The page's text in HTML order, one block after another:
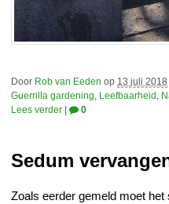
Door Rob van Eeden op 13 juli 2018
Guerrilla gardening, Leefbaarheid ,
Lees verder
0
Sedum
Zoals eerder gemeld moet